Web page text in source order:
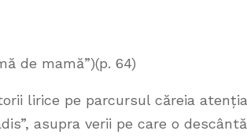
de mamă”)(p. 64)
lirice pe parcursul căreia
asupra verii pe care o